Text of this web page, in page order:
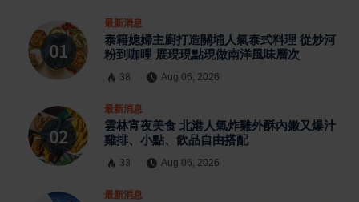
最新消息
泰籍媳婦主廚打造關埔人氣泰式料理 從炒河
粉到咖哩 展現現點現做南洋風味層次
38 Aug 06, 2026
最新消息
雲林宵夜美食 北港人氣炸雞外酥內嫩又爆汁
雞排、小點、飲品自由搭配
33 Aug 06, 2026
最新消息